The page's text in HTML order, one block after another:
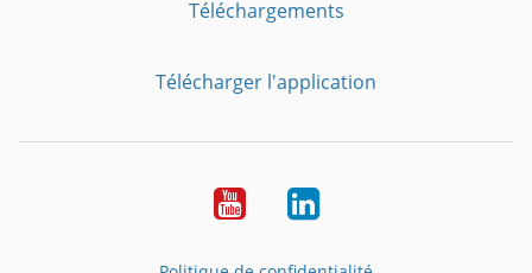
Téléchargements
Télécharger l'application
YouTubeLinkedIn